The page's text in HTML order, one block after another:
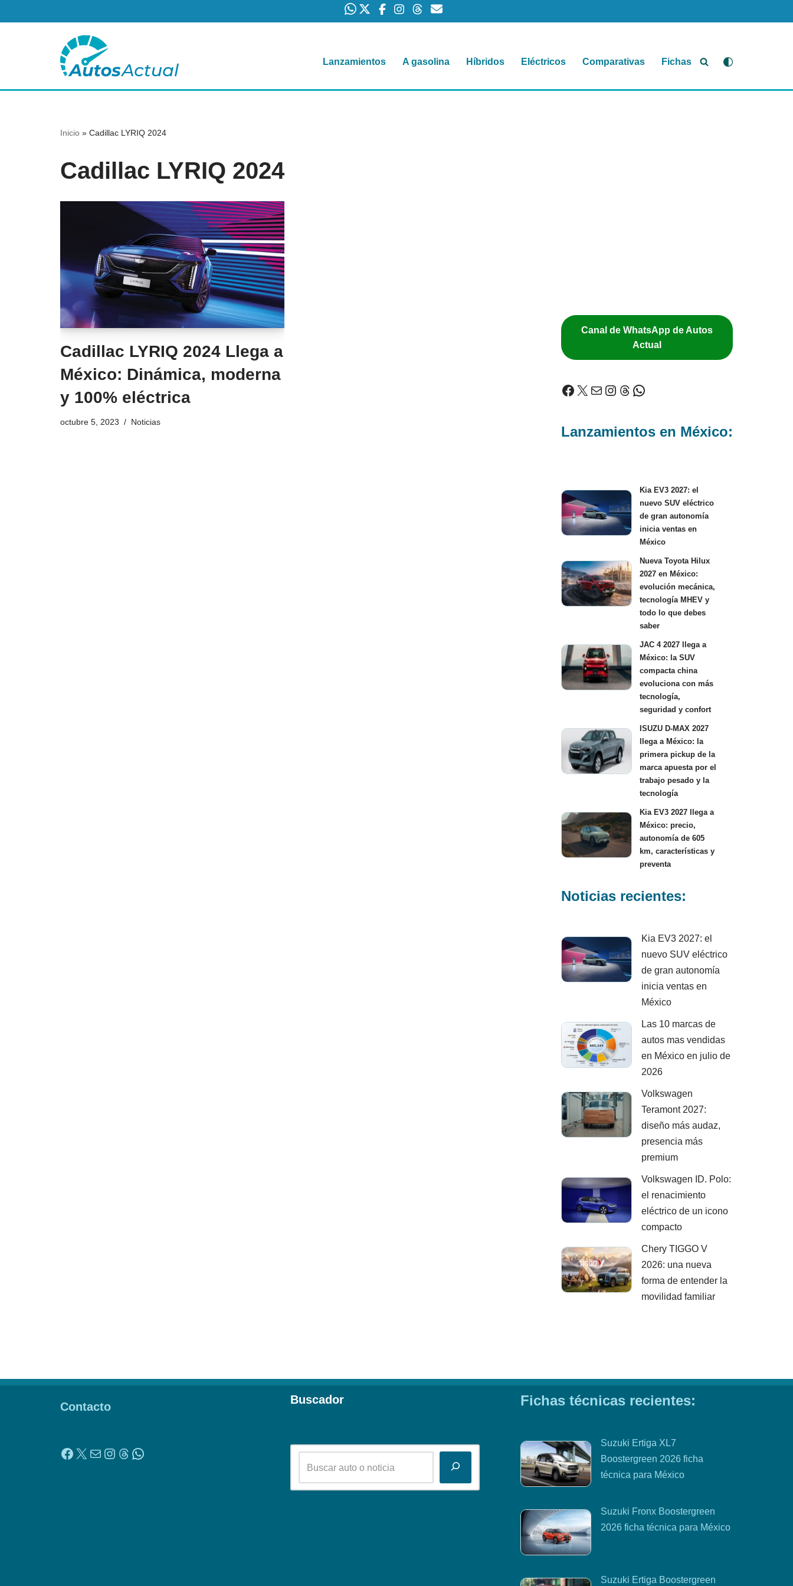
contenido
Lanzamientos A gasolina Híbridos Eléctricos Comparativas Fichas
Inicio » Cadillac LYRIQ 2024
Cadillac LYRIQ 2024
Cadillac LYRIQ 2024 Llega a
México: Dinámica, moderna
y 100% eléctrica
octubre 5, 2023 Noticias
Canal de WhatsApp de Autos
Actual
Lanzamientos en México:
Kia EV3 2027: el
nuevo SUV eléctrico
de gran autonomía
inicia ventas en
México
Nueva Toyota Hilux
2027 en México:
evolución mecánica,
tecnología MHEV y
todo lo que debes
saber
JAC 4 2027 llega a
México: la SUV
compacta china
evoluciona con más
tecnología,
seguridad y confort
ISUZU D-MAX 2027
llega a México: la
primera pickup de la
marca apuesta por el
trabajo pesado y la
tecnología
Kia EV3 2027 llega a
México: precio,
autonomía de 605
km, características y
preventa
Noticias recientes:
Kia EV3 2027: el
nuevo SUV eléctrico
de gran autonomía
inicia ventas en
México
Las 10 marcas de
autos mas vendidas
en México en julio de
2026
Volkswagen
Teramont 2027:
diseño más audaz,
presencia más
premium
Volkswagen ID. Polo:
el renacimiento
eléctrico de un icono
compacto
Chery TIGGO V
2026: una nueva
forma de entender la
movilidad familiar
Contacto
Buscador Fichas técnicas recientes:
Suzuki Ertiga XL7
Boostergreen 2026 ficha
técnica para México
Suzuki Fronx Boostergreen
2026 ficha técnica para México
Suzuki Ertiga Boostergreen